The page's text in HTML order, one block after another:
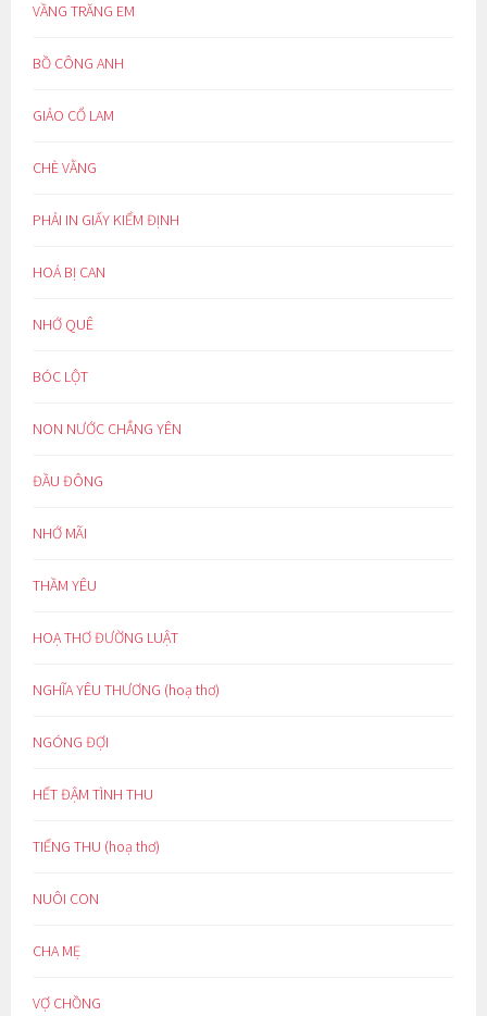
VẦNG TRĂNG EM
BỒ CÔNG ANH
GIẢO CỔ LAM
CHÈ VẰNG
PHẢI IN GIẤY KIỂM ĐỊNH
HOÁ BỊ CAN
NHỚ QUÊ
BÓC LỘT
NON NƯỚC CHẲNG YÊN
ĐẦU ĐÔNG
NHỚ MÃI
THẦM YÊU
HOẠ THƠ ĐƯỜNG LUẬT
NGHĨA YÊU THƯƠNG (hoạ thơ)
NGÓNG ĐỢI
HẾT ĐẬM TÌNH THU
TIẾNG THU (hoạ thơ)
NUÔI CON
CHA MẸ
VỢ CHỒNG